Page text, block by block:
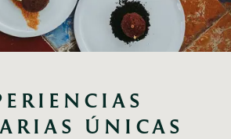
ÚNICAS